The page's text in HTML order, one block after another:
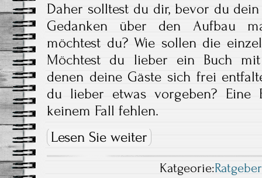
Daher solltest du dir, bevor du
Gedanken über den Aufbau
möchtest du? Wie sollen die
Möchtest du lieber ein Buch
denen deine Gäste sich frei
du lieber etwas vorgeben? Eine
keinem Fall fehlen.
Lesen Sie weiter
Katgeorie: